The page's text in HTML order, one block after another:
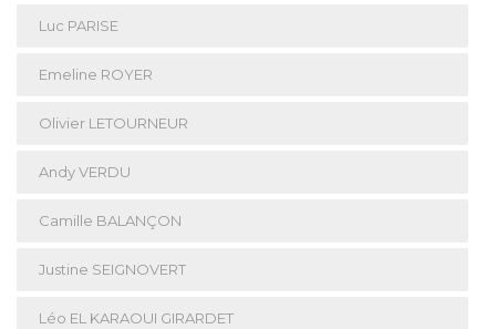
Luc PARISE
Emeline ROYER
Olivier LETOURNEUR
Andy VERDU
Camille BALANÇON
Justine SEIGNOVERT
Léo EL KARAOUI GIRARDET